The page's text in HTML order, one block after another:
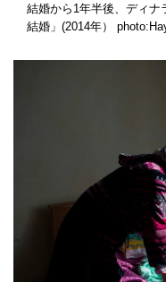
結婚から1年半後、ディナ
結婚」(2014年）